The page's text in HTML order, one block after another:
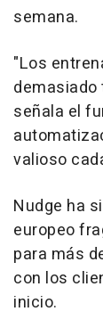
semana.
"Los
señala el
valioso
Nudge ha
europeo
para más
con los
inicio.